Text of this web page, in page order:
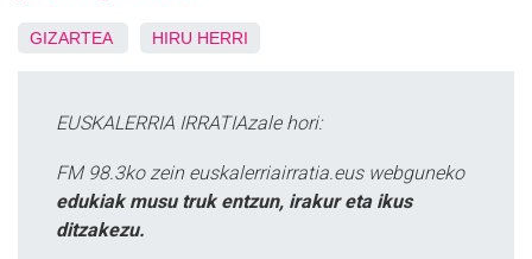
GIZARTEA HIRU HERRI
EUSKALERRIA IRRATIAzale hori:
FM 98.3ko zein euskalerriairratia.eus webguneko
edukiak musu truk entzun, irakur eta ikus
ditzakezu.